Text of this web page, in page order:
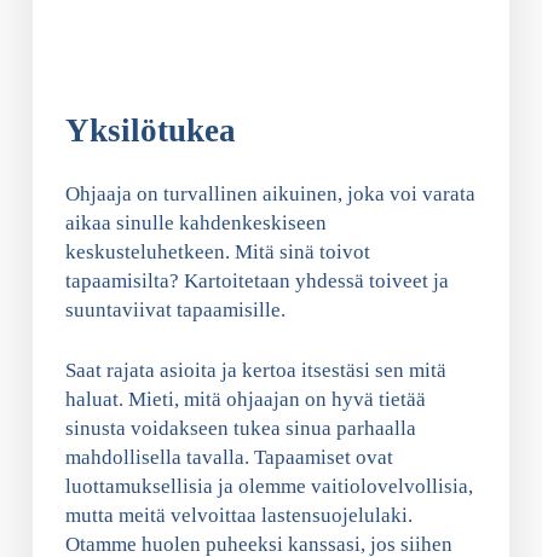
Yksilötukea
Ohjaaja on turvallinen aikuinen, joka voi varata
aikaa sinulle kahdenkeskiseen
keskusteluhetkeen. Mitä sinä toivot
tapaamisilta? Kartoitetaan yhdessä toiveet ja
suuntaviivat tapaamisille.
Saat rajata asioita ja kertoa itsestäsi sen mitä
haluat. Mieti, mitä ohjaajan on hyvä tietää
sinusta voidakseen tukea sinua parhaalla
mahdollisella tavalla. Tapaamiset ovat
luottamuksellisia ja olemme vaitiolovelvollisia,
mutta meitä velvoittaa lastensuojelulaki.
Otamme huolen puheeksi kanssasi, jos siihen